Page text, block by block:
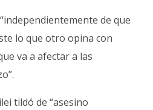
de que
lo que otro opina con
va a afectar a las
tildó de “asesino